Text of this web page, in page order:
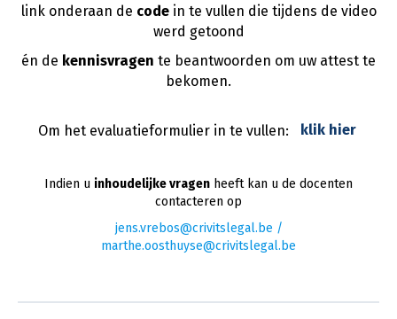
link onderaan de codein te vullen die tijdens de video
werd getoond
én de kennisvragen te beantwoorden om uw attest te
bekomen.
Om het evaluatieformulier in te vullen: klik hier
Indien u inhoudelijke vragen heeft kan u de docenten
contacteren op
jens.vrebos@crivitslegal.be /
marthe.oosthuyse@crivitslegal.be